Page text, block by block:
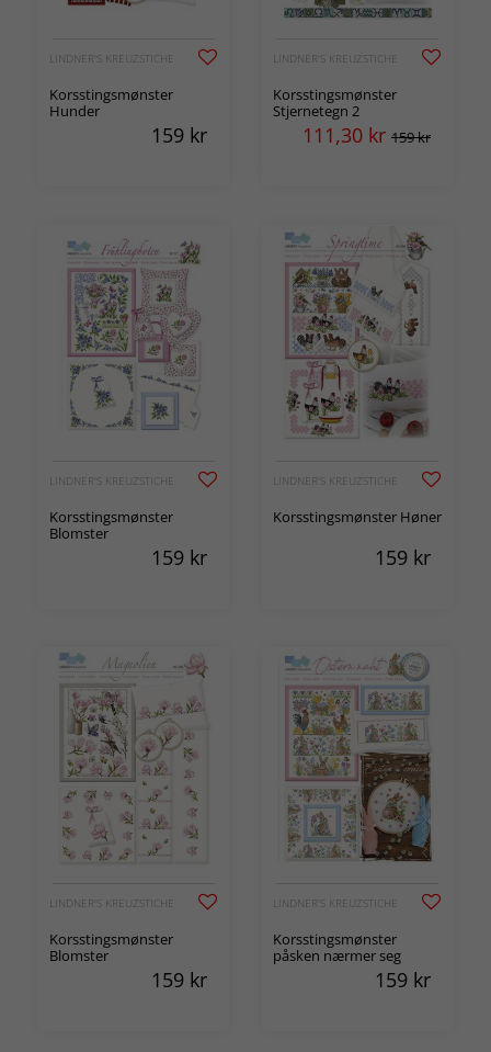
LINDNER'S KREUZSTICHE
Korsstingsmønster
Hunder
159 kr
LINDNER'S KREUZSTICHE
Korsstingsmønster
Stjernetegn 2
111,30 kr 159 kr
LINDNER'S KREUZSTICHE
Korsstingsmønster
Blomster
159 kr
LINDNER'S KREUZSTICHE
Korsstingsmønster Høner
159 kr
LINDNER'S KREUZSTICHE
Korsstingsmønster
Blomster
159 kr
LINDNER'S KREUZSTICHE
Korsstingsmønster
påsken nærmer seg
159 kr